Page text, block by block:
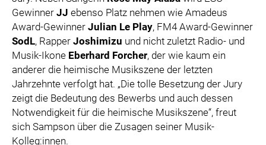
Gewinner JJ ebenso Platz nehmen wie Amadeus
Award-Gewinner Julian Le Play, FM4 Award-Gewinner
SodL, Rapper Joshimizu und nicht zuletzt Radio- und
Musik-Ikone Eberhard Forcher, der wie kaum ein
anderer die heimische Musikszene der letzten
Jahrzehnte verfolgt hat. „Die tolle Besetzung der Jury
zeigt die Bedeutung des Bewerbs und auch dessen
Notwendigkeit für die heimische Musikszene“, freut
sich Sampson über die Zusagen seiner Musik-
Kolleg:innen.